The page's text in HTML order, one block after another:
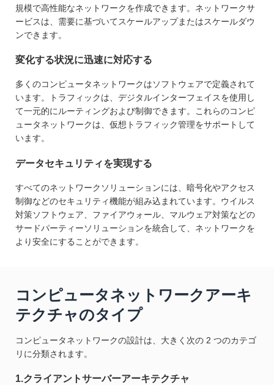
規模で高性能なネットワークを作成できます。ネットワークサ
ービスは、需要に基づいてスケールアップまたはスケールダウ
ンできます。
変化する状況に迅速に対応する
多くのコンピュータネットワークはソフトウェアで定義されて
います。トラフィックは、デジタルインターフェイスを使用し
て一元的にルーティングおよび制御できます。これらのコンピ
ュータネットワークは、仮想トラフィック管理をサポートして
います。
データセキュリティを実現する
すべてのネットワークソリューションには、暗号化やアクセス
制御などのセキュリティ機能が組み込まれています。ウイルス
対策ソフトウェア、ファイアウォール、マルウェア対策などの
サードパーティーソリューションを統合して、ネットワークを
より安全にすることができます。
コンピュータネットワークアーキ
テクチャのタイプ
コンピュータネットワークの設計は、大きく次の 2 つのカテゴ
リに分類されます。
1.クライアントサーバーアーキテクチャ